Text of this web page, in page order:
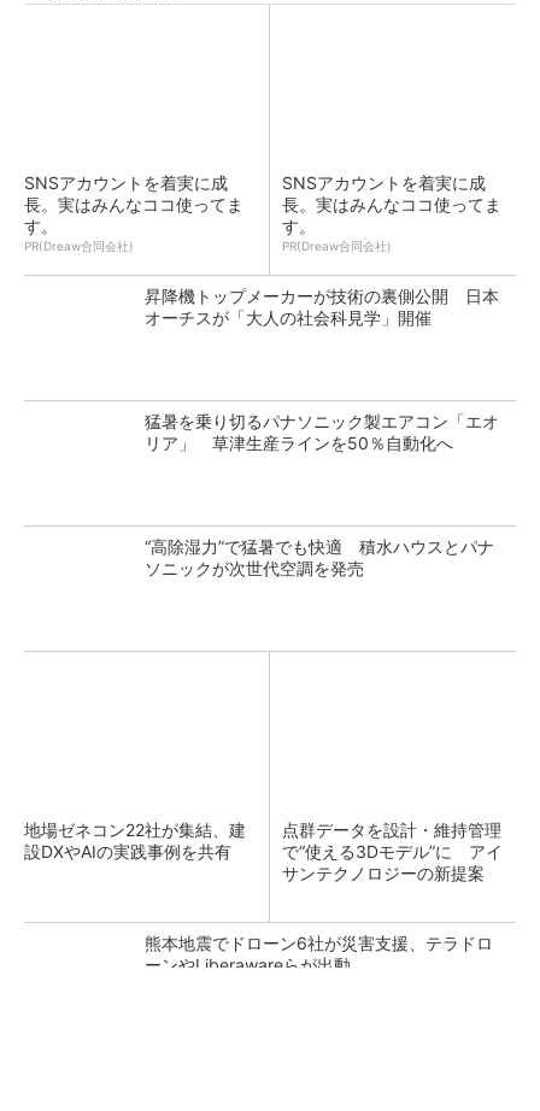
SNSアカウントを着実に成
長。実はみんなココ使ってま
す。
PR(Dreaw合同会社)
SNSアカウントを着実に成
長。実はみんなココ使ってま
す。
PR(Dreaw合同会社)
昇降機トップメーカーが技術の裏側公開 日本
オーチスが「大人の社会科見学」開催
猛暑を乗り切るパナソニック製エアコン「エオ
リア」 草津生産ラインを50％自動化へ
“高除湿力”で猛暑でも快適 積水ハウスとパナ
ソニックが次世代空調を発売
地場ゼネコン22社が集結、建
設DXやAIの実践事例を共有
点群データを設計・維持管理
で“使える3Dモデル”に アイ
サンテクノロジーの新提案
熊本地震でドローン6社が災害支援、テラドロ
ーンやLiberawareらが出動